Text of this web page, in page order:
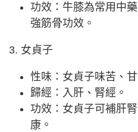
功效：牛膝為常用中
強筋骨功效。
3. 女貞子
性味：女貞子味苦、甘
歸經：入肝、腎經。
功效：女貞子可補肝
康。